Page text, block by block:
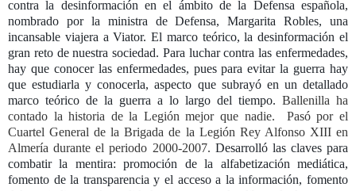
contra la desinformación en el ámbito de la Defensa española,
nombrado por la ministra de Defensa, Margarita Robles, una
incansable viajera a Viator. El marco teórico, la desinformación el
gran reto de nuestra sociedad. Para luchar contra las enfermedades,
hay que conocer las enfermedades, pues para evitar la guerra hay
que estudiarla y conocerla, aspecto que subrayó en un detallado
marco teórico de la guerra a lo largo del tiempo. Ballenilla ha
contado la historia de la Legión mejor que nadie. Pasó por el
Cuartel General de la Brigada de la Legión Rey Alfonso XIII en
Almería durante el periodo 2000-2007. Desarrolló las claves para
combatir la mentira: promoción de la alfabetización mediática,
fomento de la transparencia y el acceso a la información, fomento